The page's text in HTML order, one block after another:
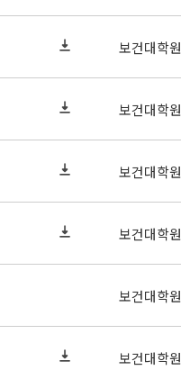
보건대학원
보건대학원
보건대학원
보건대학원
보건대학원
보건대학원